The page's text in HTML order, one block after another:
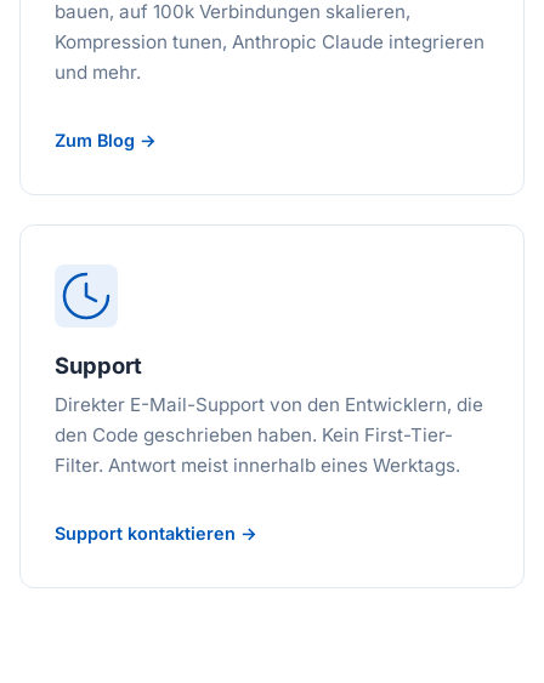
bauen, auf 100k Verbindungen skalieren,
Kompression tunen, Anthropic Claude integrieren
und mehr.
Zum Blog →
Support
Direkter E-Mail-Support von den Entwicklern, die
den Code geschrieben haben. Kein First-Tier-
Filter. Antwort meist innerhalb eines Werktags.
Support kontaktieren →